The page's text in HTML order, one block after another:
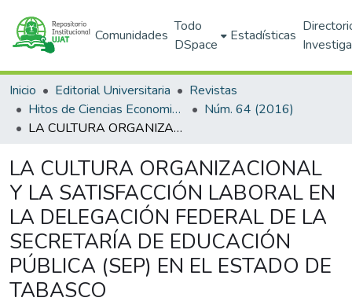
Comunidades
Todo
DSpace
Estadísticas
Inicio Editorial Universitaria
Revistas
Hitos de Ciencias Economico Administrativas
Núm. 64 (2016)
LA CULTURA ORGANIZACIONAL Y LA SATISFACCIÓN LABORAL EN LA DELEGACIÓN FEDERAL DE LA SECRETARÍA DE EDUCACIÓN PÚBLICA (SEP) EN EL ESTADO DE TABASCO
LA CULTURA ORGANIZACIONAL
Y LA SATISFACCIÓN LABORAL EN
LA DELEGACIÓN FEDERAL DE LA
SECRETARÍA DE EDUCACIÓN
PÚBLICA (SEP) EN EL ESTADO DE
TABASCO